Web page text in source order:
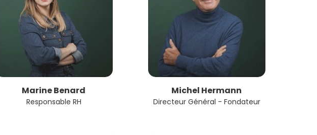
Marine Benard
Responsable RH
Michel Hermann
Directeur Général - Fondateur